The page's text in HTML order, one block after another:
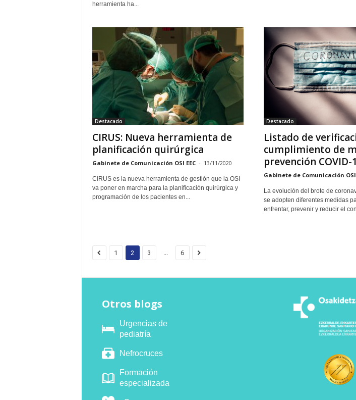
herramienta ha...
Destacado
CIRUS: Nueva herramienta de
planificación quirúrgica
Gabinete de Comunicación OSI EEC - 13/11/2020
CIRUS es la nueva herramienta de gestión que la OSI
va poner en marcha para la planificación quirúrgica y
programación de los pacientes en...
Destacado
Listado de
cumplimiento de
prevención COVID-
Gabinete de Comunicación OSI
La evolución del brote de
se adopten diferentes medidas
enfrentar, prevenir y reducir el
1 2 3 ... 6
Otros blogs
Urgencias de
pediatría
Nefrocruces
Formación
especializada